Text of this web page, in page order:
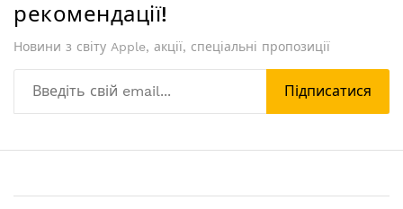
рекомендації!
Новини з світу Apple, акції, спеціальні пропозиції
Підписатися